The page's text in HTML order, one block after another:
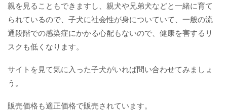
親を見ることもできますし、親犬や兄弟犬などと一緒に育て
られているので、子犬に社会性が身についていて、一般の流
通段階での感染症にかかる心配もないので、健康を害するリ
スクも低くなります。
サイトを見て気に入った子犬がいれば問い合わせてみましょ
う。
販売価格も適正価格で販売されています。